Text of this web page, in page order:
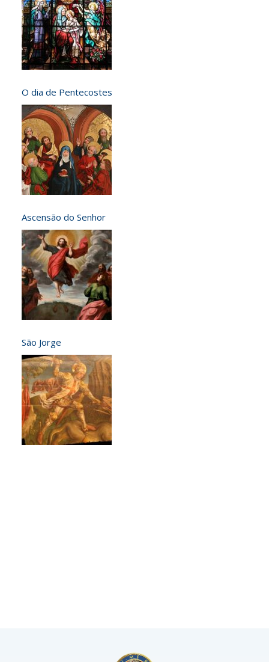
O dia de Pentecostes
Ascensão do Senhor
São Jorge